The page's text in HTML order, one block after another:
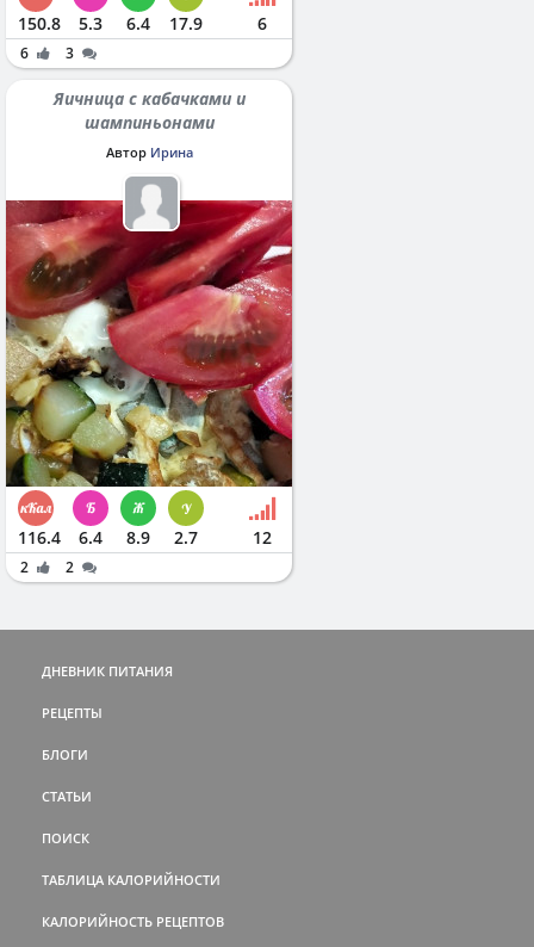
150.8 5.3 6.4 17.9 6
6 3
Яичница с кабачками и
шампиньонами
Автор Ирина
116.4 6.4 8.9 2.7 12
2 2
ДНЕВНИК ПИТАНИЯ
РЕЦЕПТЫ
БЛОГИ
СТАТЬИ
ПОИСК
ТАБЛИЦА КАЛОРИЙНОСТИ
КАЛОРИЙНОСТЬ РЕЦЕПТОВ